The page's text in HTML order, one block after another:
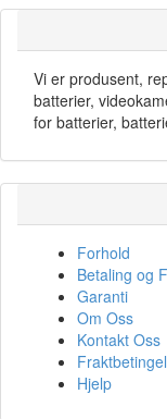
Vi er produsent,
batterier,
for batterier,
Forhold
Betaling og
Garanti
Om Oss
Kontakt Oss
Hjelp